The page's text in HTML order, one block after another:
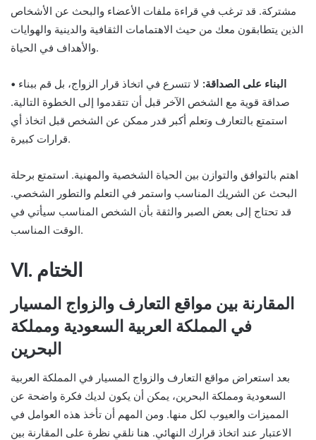
مشتركة. قد ترغب في قراءة ملفات الأعضاء والبحث عن الأشخاص
الذين يتطابقون معك من حيث الاهتمامات الثقافية والدينية والهوايات
والأهداف في الحياة.
• البناء على الصداقة: لا تتسرع في اتخاذ قرار الزواج، بل قم ببناء
صداقة قوية مع الشخص الآخر قبل أن تتقدموا إلى الخطوة التالية.
استمتع بالتعارف وتعلم أكبر قدر ممكن عن الشخص قبل اتخاذ أي
قرارات كبيرة.
اهتم بالتوافق والتوازن بين الحياة الشخصية والمهنية. استمتع برحلة
البحث عن الشريك المناسب واستمر في التعلم والتطور الشخصي.
قد تحتاج إلى بعض الصبر والثقة بأن الشخص المناسب سيأتي في
الوقت المناسب.
VI. الختام
المقارنة بين مواقع التعارف والزواج المسيار
في المملكة العربية السعودية ومملكة
البحرين
بعد استعراض مواقع التعارف والزواج المسيار في المملكة العربية
السعودية ومملكة البحرين، يمكن أن يكون لديك فكرة واضحة عن
المميزات والعيوب لكل منها. ومن المهم أن تأخذ هذه العوامل في
الاعتبار عند اتخاذ قرارك النهائي. هنا نلقي نظرة على المقارنة بين